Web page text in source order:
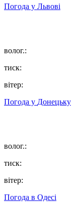
Погода у Львові
волог.:
тиск:
вітер:
Погода у Донецьку
волог.:
тиск:
вітер:
Погода в Одесі